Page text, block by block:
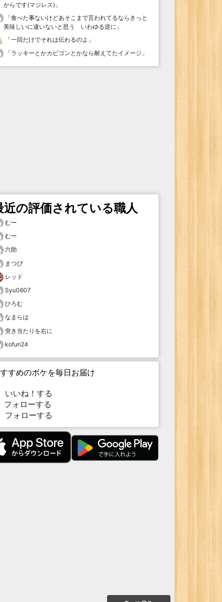
からです(マジレス) 」
「食べた事ないけどあそこまで言われてるならきっと
美味しいに違いないと思う いわゆる逆に 」
「一回だけでそれは伝わるのよ 」
「ラッキーとかカビゴンとかなら耐えてたイメージ 」
近の評価されている職人
むー
むー
六助
まつぴ
レッド
Syu0607
ひろむ
なまらは
突き当たりを右に
kofun24
すめのボケを毎日お届け
いいね！する
ォローする
フォローする